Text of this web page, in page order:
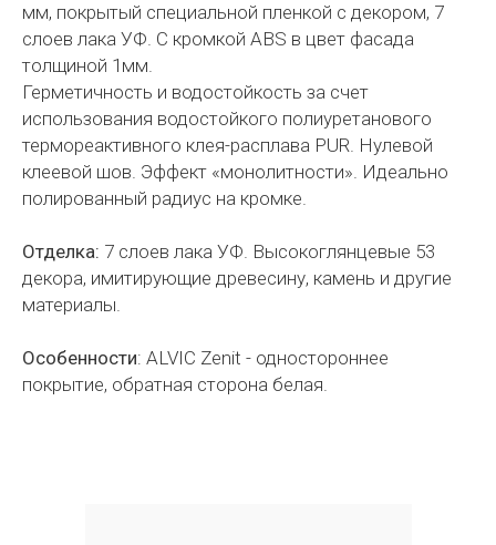
мм, покрытый специальной пленкой с декором, 7
слоев лака УФ. С кромкой ABS в цвет фасада
толщиной 1мм.
Герметичность и водостойкость за счет
использования водостойкого полиуретанового
термореактивного клея-расплава PUR. Нулевой
клеевой шов. Эффект «монолитности». Идеально
полированный радиус на кромке.
Отделка: 7 слоев лака УФ. Высокоглянцевые 53
декора, имитирующие древесину, камень и другие
материалы.
Особенности: ALVIC Zenit - одностороннее
покрытие, обратная сторона белая.